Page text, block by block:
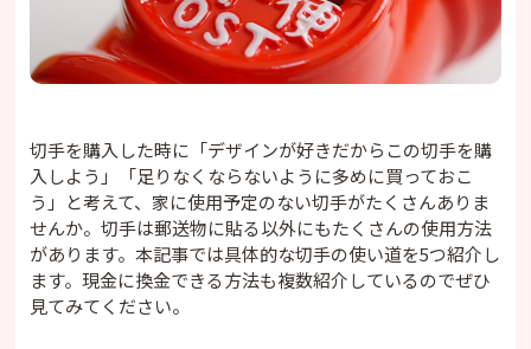
切手を購入した時に「デザインが好きだからこの切手を購
入しよう」「足りなくならないように多めに買っておこ
う」と考えて、家に使用予定のない切手がたくさんありま
せんか。切手は郵送物に貼る以外にもたくさんの使用方法
があります。本記事では具体的な切手の使い道を5つ紹介し
ます。現金に換金できる方法も複数紹介しているのでぜひ
見てみてください。